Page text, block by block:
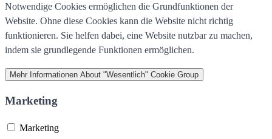
Notwendige Cookies ermöglichen die Grundfunktionen der
Website. Ohne diese Cookies kann die Website nicht richtig
funktionieren. Sie helfen dabei, eine Website nutzbar zu machen,
indem sie grundlegende Funktionen ermöglichen.
Mehr Informationen About "Wesentlich" Cookie Group
Marketing
Marketing